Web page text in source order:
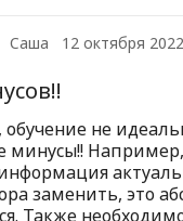
Саша 12 октября 2022
не
минусы!! Например,
заменить, это
Также